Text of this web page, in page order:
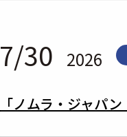
7/30 2026
「ノムラ・ジャパ